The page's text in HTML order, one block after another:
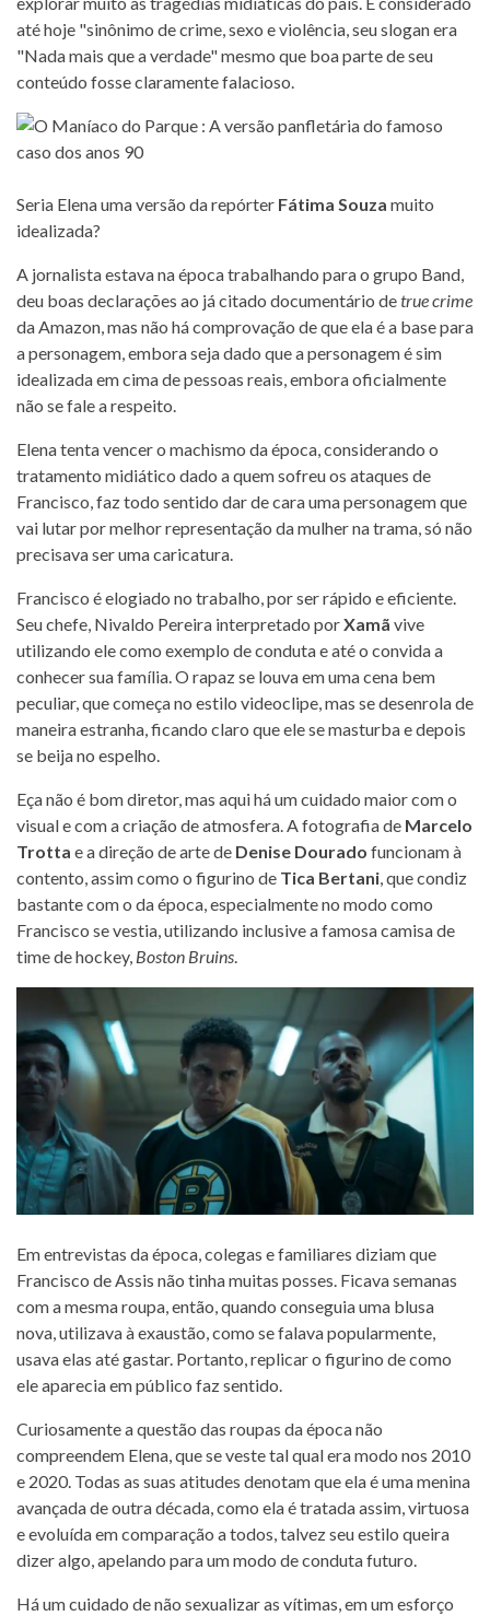
até hoje "sinônimo de crime, sexo e violência, seu slogan era
"Nada mais que a verdade" mesmo que boa parte de seu
conteúdo fosse claramente falacioso.
Seria Elena uma versão da repórter Fátima Souza muito
idealizada?
A jornalista estava na época trabalhando para o grupo Band,
deu boas declarações ao já citado documentário detrue crime
da Amazon, mas não há comprovação de que ela é a base para
a personagem, embora seja dado que a personagem é sim
idealizada em cima de pessoas reais, embora oficialmente
não se fale a respeito.
Elena tenta vencer o machismo da época, considerando o
tratamento midiático dado a quem sofreu os ataques de
Francisco, faz todo sentido dar de cara uma personagem que
vai lutar por melhor representação da mulher na trama, só não
precisava ser uma caricatura.
Francisco é elogiado no trabalho, por ser rápido e eficiente.
Seu chefe, Nivaldo Pereira interpretado porXamã vive
utilizando ele como exemplo de conduta e até o convida a
conhecer sua família. O rapaz se louva em uma cena bem
peculiar, que começa no estilo videoclipe, mas se desenrola de
maneira estranha, ficando claro que ele se masturba e depois
se beija no espelho.
Eça não é bom diretor, mas aqui há um cuidado maior com o
visual e com a criação de atmosfera. A fotografia de Marcelo
Trotta e a direção de arte de Denise Dourado funcionam à
contento, assim como o figurino de Tica Bertani, que condiz
bastante com o da época, especialmente no modo como
Francisco se vestia, utilizando inclusive a famosa camisa de
time de hockey, Boston Bruins.
Em entrevistas da época, colegas e familiares diziam que
Francisco de Assis não tinha muitas posses. Ficava semanas
com a mesma roupa, então, quando conseguia uma blusa
nova, utilizava à exaustão, como se falava popularmente,
usava elas até gastar. Portanto, replicar o figurino de como
ele aparecia em público faz sentido.
Curiosamente a questão das roupas da época não
compreendem Elena, que se veste tal qual era modo nos 2010
e 2020. Todas as suas atitudes denotam que ela é uma menina
avançada de outra década, como ela é tratada assim, virtuosa
e evoluída em comparação a todos, talvez seu estilo queira
dizer algo, apelando para um modo de conduta futuro.
Há um cuidado de não sexualizar as vítimas, em um esforço